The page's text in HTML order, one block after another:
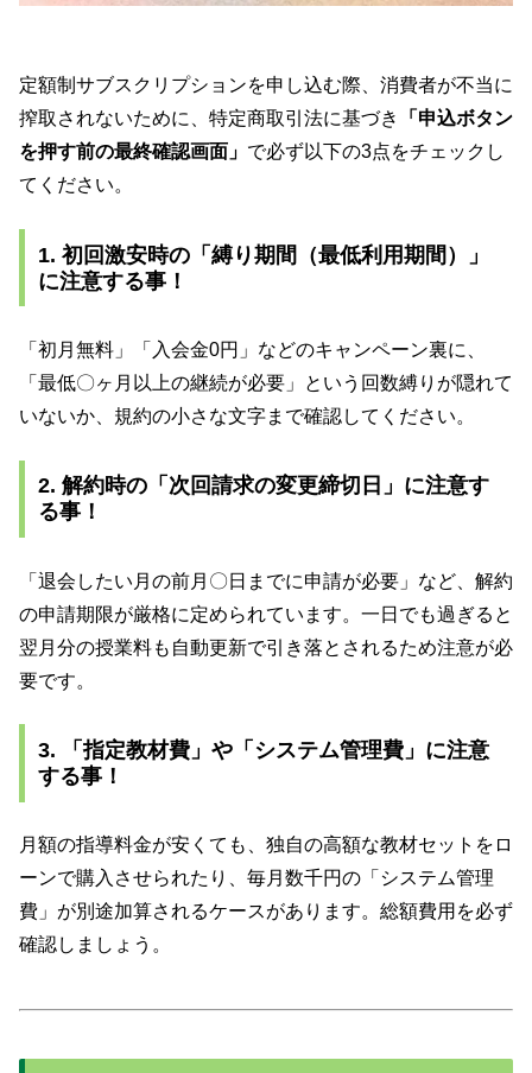
定額制サブスクリプションを申し込む際、消費者が不当に
搾取されないために、特定商取引法に基づき
「申込ボタン
を押す前の最終確認画面」 で必ず以下の3点をチェックし
てください。
1. 初回激安時の「縛り期間（最低利用期間）」
に注意する事！
「初月無料」「入会金0円」などのキャンペーン裏に、
「最低〇ヶ月以上の継続が必要」という回数縛りが隠れて
いないか、規約の小さな文字まで確認してください。
2. 解約時の「次回請求の変更締切日」に注意す
る事！
「退会したい月の前月〇日までに申請が必要」など、解約
の申請期限が厳格に定められています。一日でも過ぎると
翌月分の授業料も自動更新で引き落とされるため注意が必
要です。
3. 「指定教材費」や「システム管理費」に注意
する事！
月額の指導料金が安くても、独自の高額な教材セットをロ
ーンで購入させられたり、毎月数千円の「システム管理
費」が別途加算されるケースがあります。総額費用を必ず
確認しましょう。